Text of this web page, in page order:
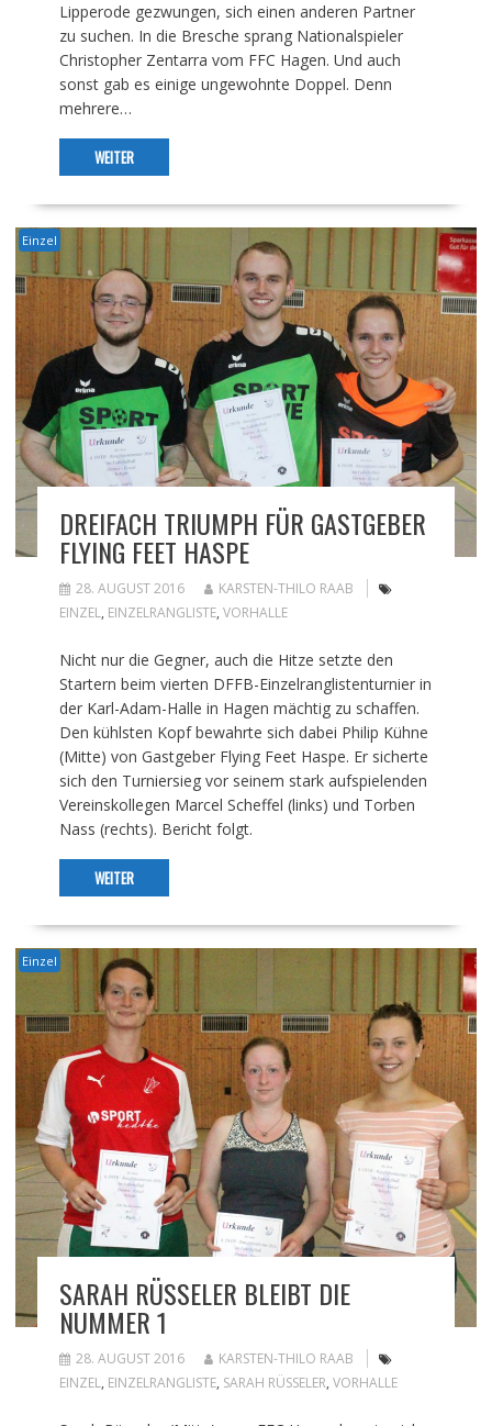
Lipperode gezwungen, sich einen anderen Partner
zu suchen. In die Bresche sprang Nationalspieler
Christopher Zentarra vom FFC Hagen. Und auch
sonst gab es einige ungewohnte Doppel. Denn
mehrere…
WEITER
Einzel
DREIFACH TRIUMPH FÜR GASTGEBER
FLYING FEET HASPE
28. AUGUST 2016
KARSTEN-THILO RAAB
EINZEL, EINZELRANGLISTE, VORHALLE
Nicht nur die Gegner, auch die Hitze setzte den
Startern beim vierten DFFB-Einzelranglistenturnier in
der Karl-Adam-Halle in Hagen mächtig zu schaffen.
Den kühlsten Kopf bewahrte sich dabei Philip Kühne
(Mitte) von Gastgeber Flying Feet Haspe. Er sicherte
sich den Turniersieg vor seinem stark aufspielenden
Vereinskollegen Marcel Scheffel (links) und Torben
Nass (rechts). Bericht folgt.
WEITER
Einzel
SARAH RÜSSELER BLEIBT DIE
NUMMER 1
28. AUGUST 2016
KARSTEN-THILO RAAB
EINZEL, EINZELRANGLISTE, SARAH RÜSSELER, VORHALLE